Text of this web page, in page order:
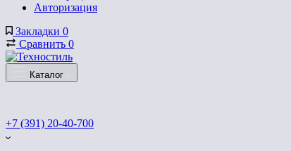
Авторизация
Закладки 0
Сравнить 0
Каталог
+7 (391) 20-40-700